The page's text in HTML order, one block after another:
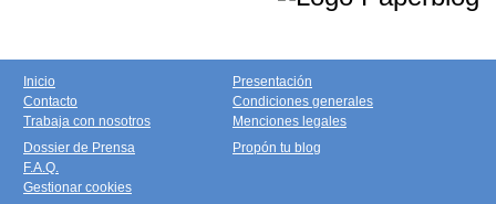
Inicio
Contacto
Trabaja con nosotros
Presentación
Condiciones generales
Menciones legales
Dossier de Prensa
F.A.Q.
Gestionar cookies
Propón tu blog